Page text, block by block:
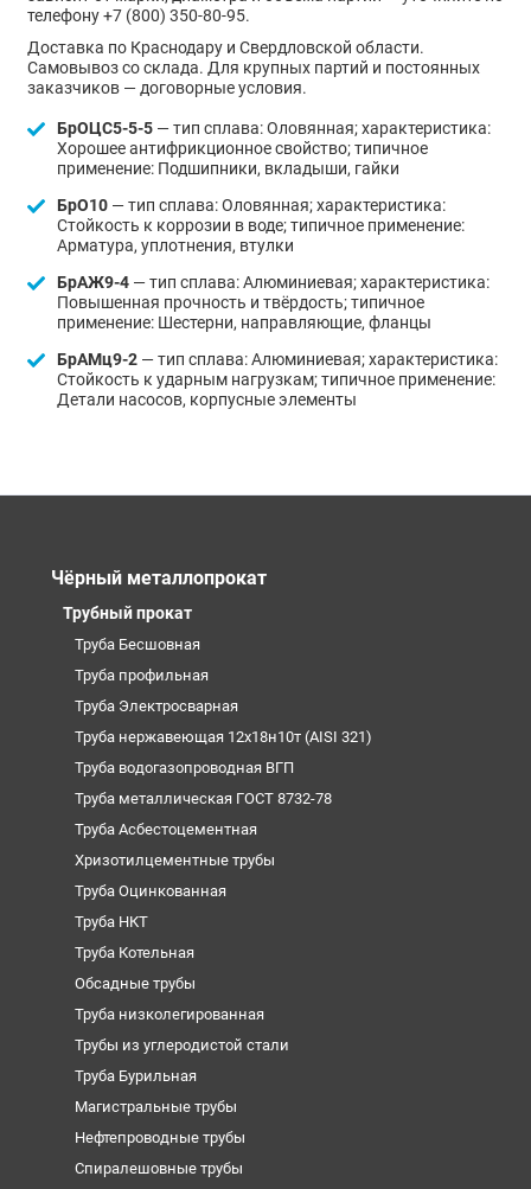
телефону +7 (800) 350-80-95.
Доставка по Краснодару и Свердловской области.
Самовывоз со склада. Для крупных партий и постоянных
заказчиков — договорные условия.
БрОЦС5-5-5— тип сплава: Оловянная; характеристика:
Хорошее антифрикционное свойство; типичное
применение: Подшипники, вкладыши, гайки
БрО10— тип сплава: Оловянная; характеристика:
Стойкость к коррозии в воде; типичное применение:
Арматура, уплотнения, втулки
БрАЖ9-4— тип сплава: Алюминиевая; характеристика:
Повышенная прочность и твёрдость; типичное
применение: Шестерни, направляющие, фланцы
БрАМц9-2— тип сплава: Алюминиевая; характеристика:
Стойкость к ударным нагрузкам; типичное применение:
Детали насосов, корпусные элементы
Чёрный металлопрокат
Трубный прокат
Труба Бесшовная
Труба профильная
Труба Электросварная
Труба нержавеющая 12х18н10т (AISI 321)
Труба водогазопроводная ВГП
Труба металлическая ГОСТ 8732-78
Труба Асбестоцементная
Хризотилцементные трубы
Труба Оцинкованная
Труба НКТ
Труба Котельная
Обсадные трубы
Труба низколегированная
Трубы из углеродистой стали
Труба Бурильная
Магистральные трубы
Нефтепроводные трубы
Спиралешовные трубы